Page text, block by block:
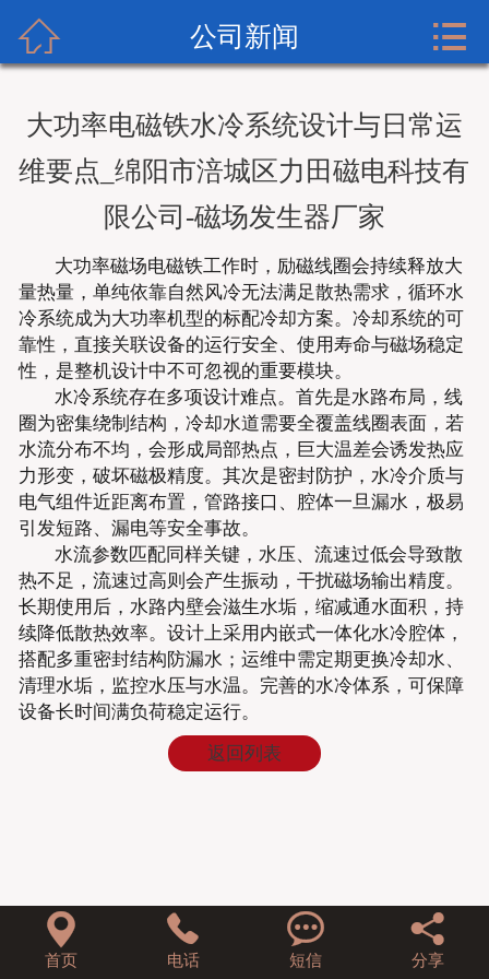
产品展示
实力展示
新闻资讯
成功案例
服务支持
联系我们
 公司新闻 
大功率电磁铁水冷系统设计与日常运
维要点_绵阳市涪城区力田磁电科技有
限公司-磁场发生器厂家
大功率磁场电磁铁工作时，励磁线圈会持续释放大
量热量，单纯依靠自然风冷无法满足散热需求，循环水
冷系统成为大功率机型的标配冷却方案。冷却系统的可
靠性，直接关联设备的运行安全、使用寿命与磁场稳定
性，是整机设计中不可忽视的重要模块。
水冷系统存在多项设计难点。首先是水路布局，线
圈为密集绕制结构，冷却水道需要全覆盖线圈表面，若
水流分布不均，会形成局部热点，巨大温差会诱发热应
力形变，破坏磁极精度。其次是密封防护，水冷介质与
电气组件近距离布置，管路接口、腔体一旦漏水，极易
引发短路、漏电等安全事故。
水流参数匹配同样关键，水压、流速过低会导致散
热不足，流速过高则会产生振动，干扰磁场输出精度。
长期使用后，水路内壁会滋生水垢，缩减通水面积，持
续降低散热效率。设计上采用内嵌式一体化水冷腔体，
搭配多重密封结构防漏水；运维中需定期更换冷却水、
清理水垢，监控水压与水温。完善的水冷体系，可保障
设备长时间满负荷稳定运行。
返回列表

首页

电话

短信

分享